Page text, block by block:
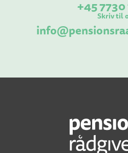
+45 7730
Skriv til